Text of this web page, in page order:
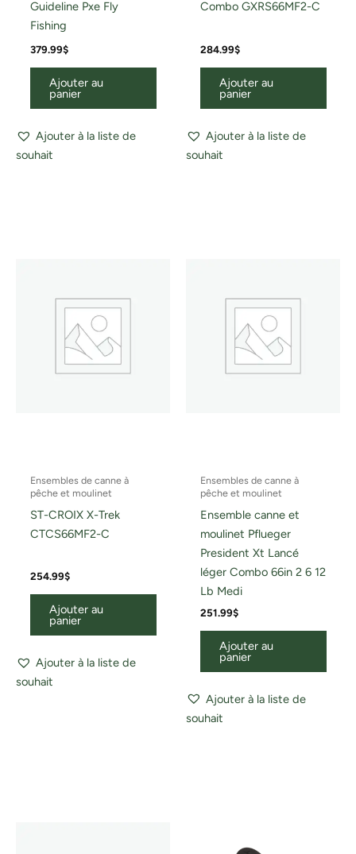
Guideline Pxe Fly
Fishing
379.99$
Ajouter au
panier
Ajouter à la liste de
souhait
Combo GXRS66MF2-C
284.99$
Ajouter au
panier
Ajouter à la liste de
souhait
Ensembles de canne à
pêche et moulinet
ST-CROIX X-Trek
CTCS66MF2-C
254.99$
Ajouter au
panier
Ajouter à la liste de
souhait
Ensembles de canne à
pêche et moulinet
Ensemble canne et
moulinet Pflueger
President Xt Lancé
léger Combo 66in 2 6 12
Lb Medi
251.99$
Ajouter au
panier
Ajouter à la liste de
souhait